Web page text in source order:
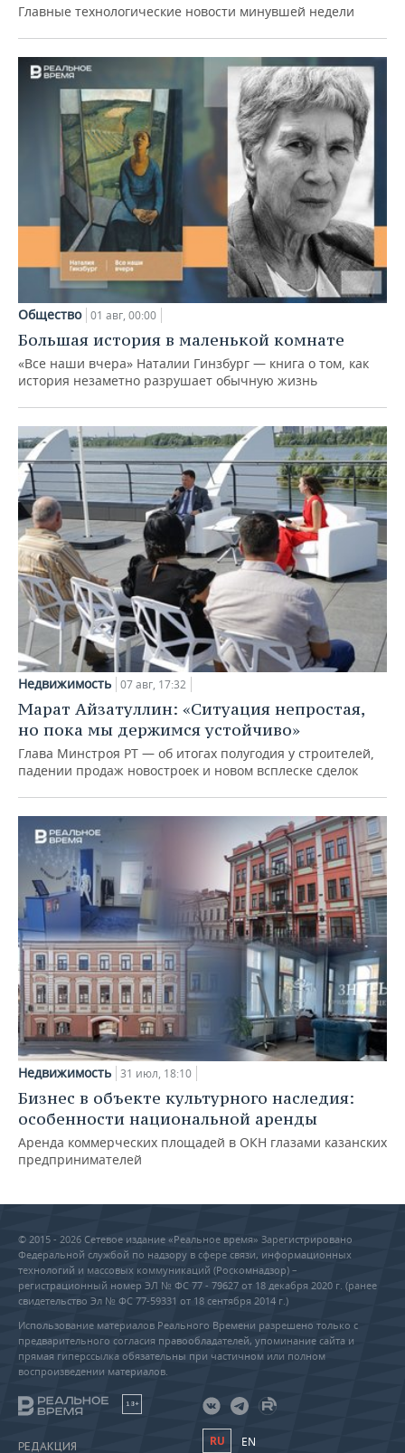
Главные технологические новости минувшей недели
Общество 01 авг, 00:00
Большая история в маленькой комнате
«Все наши вчера» Наталии Гинзбург — книга о том, как
история незаметно разрушает обычную жизнь
Недвижимость 07 авг, 17:32
Марат Айзатуллин: «Ситуация непростая,
но пока мы держимся устойчиво»
Глава Минстроя РТ — об итогах полугодия у строителей,
падении продаж новостроек и новом всплеске сделок
Недвижимость 31 июл, 18:10
Бизнес в объекте культурного наследия:
особенности национальной аренды
Аренда коммерческих площадей в ОКН глазами казанских
предпринимателей
© 2015 - 2026 Сетевое издание «Реальное время» Зарегистрировано
Федеральной службой по надзору в сфере связи, информационных
технологий и массовых коммуникаций (Роскомнадзор) –
регистрационный номер ЭЛ № ФС 77 - 79627 от 18 декабря 2020 г. (ранее
свидетельство Эл № ФС 77-59331 от 18 сентября 2014 г.)
Использование материалов Реального Времени разрешено только с
предварительного согласия правообладателей, упоминание сайта и
прямая гиперссылка обязательны при частичном или полном
воспроизведении материалов.
18+
РЕДАКЦИЯ RU EN